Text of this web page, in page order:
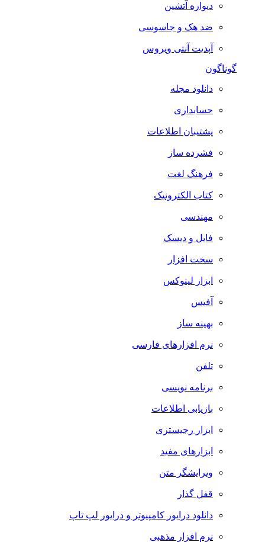
دیواره آتشین
ضد هک و جاسوسی
آپدیت آنتی ویروس
گوناگون
دانلود مجله
حسابداری
پشتیبان اطلاعات
فشرده ساز
فرهنگ لغت
کتاب الکترونیک
مهندسی
فایل و دیسک
سخت افزار
ابزار لینوکس
آفیس
بهینه ساز
نرم افزارهای فارسی
تلفن
برنامه نویسی
بازیابی اطلاعات
ابزار رجیستری
ابزارهای مفید
ویرایشگر متن
قفل گذار
دانلود درایور کامپیوتر و درایور لپ تاپ
نرم افزار مذهبی